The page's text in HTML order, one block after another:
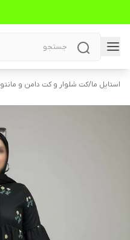
استایل ما/کت شلوار و کت دامن و مانتو